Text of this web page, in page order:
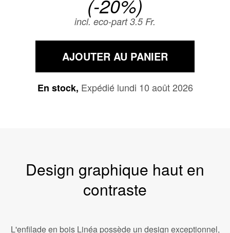
incl. eco-part 3.5 Fr.
AJOUTER AU PANIER
En stock, Expédié lundi 10 août 2026
Design graphique haut en
contraste
L'enfilade en bois Linéa possède un design exceptionnel,